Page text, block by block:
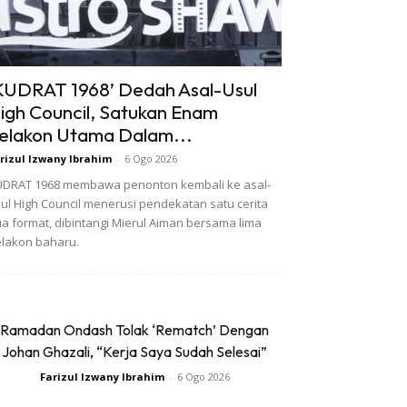
1968’ Dedah Asal-Usul
Council, Satukan Enam
Utama Dalam...
Izwany Ibrahim - 6 Ogo 2026
1968 membawa penonton kembali ke asal-
High Council menerusi pendekatan satu cerita
format, dibintangi Mierul Aiman bersama lima
baharu.
Ramadan Ondash Tolak ‘Rematch’ Dengan
Johan Ghazali, “Kerja Saya Sudah Selesai”
Farizul Izwany Ibrahim - 6 Ogo 2026